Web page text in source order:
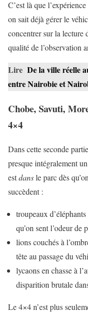
C’est là que
on sait déjà gérer le
concentrer sur la lecture
qualité de l’observation
Lire De la ville réelle
entre Nairobie et
Chobe, Savuti,
4×4
Dans cette seconde
presque intégralement
estdansle parc dès
succèdent :
troupeaux
qu’on sent l’odeur de
lions couchés à
tête au passage du
lycaons en chasse à
disparition brutale
Le 4×4 n’est plus